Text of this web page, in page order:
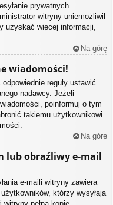
prywatnych
witryny uniemożliwił
uzyskać więcej informacji,
Na górę
wiadomości!
reguły ustawić
nadawcy. Jeżeli
poinformuj o tym
takiemu użytkownikowi
Na górę
lub obraźliwy e-mail
e-maili witryny zawiera
którzy wysyłają